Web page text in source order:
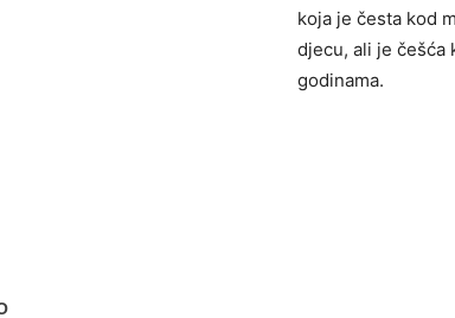
koja je česta kod
djecu, ali je
godinama.